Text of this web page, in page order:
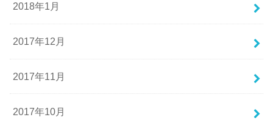
2018年1月
2017年12月
2017年11月
2017年10月